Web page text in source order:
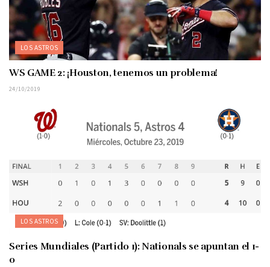
LOS ASTROS
WS GAME 2: ¡Houston, tenemos un problema!
24/10/2019
LOS ASTROS
Series Mundiales (Partido 1): Nationals se apuntan el 1-
0